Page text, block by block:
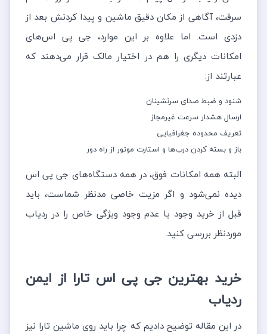
سرقت، آگاهی از مکان دقیق ماشین و پیدا کردنش بعد از
دزدی است. اما علاوه ‌بر این موارد، جی پی اس‌های
امکانات دیگری را هم در اختیار مالک قرار می‌دهند که
عبارتند از:
شنود و ضبط صدای سرنشینان
ارسال هشدار سرعت غیرمجاز
تعریف محدوده جغرافیایی
باز و بسته کردن درب‌ها و استارت موتور از راه دور
البته همه امکانات فوق، در همه دستگاه‌های جی پی اس
دیده نمی‌شود و اگر مزیت خاصی مدنظر شماست، باید
قبل از خرید وجود یا عدم وجود ویژگی خاص را در ردیاب
موردنظر بررسی کنید.
خرید بهترین جی پی اس تارا از ایمن
ردیاب
در این مقاله توضیح دادیم که چرا باید روی ماشین تارا نیز